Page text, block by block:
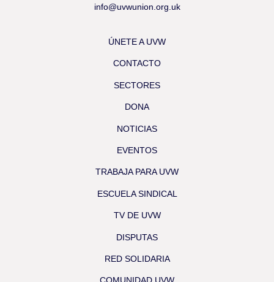
info@uvwunion.org.uk
ÚNETE A UVW
CONTACTO
SECTORES
DONA
NOTICIAS
EVENTOS
TRABAJA PARA UVW
ESCUELA SINDICAL
TV DE UVW
DISPUTAS
RED SOLIDARIA